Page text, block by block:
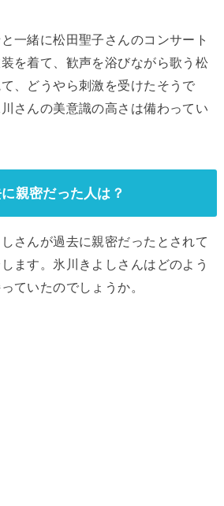
一緒に松田聖子さんのコンサート
を着て、歓声を浴びながら歌う松
、どうやら刺激を受けたそうで
さんの美意識の高さは備わってい
親密だった人は？
さんが過去に親密だったとされて
ます。氷川きよしさんはどのよう
ていたのでしょうか。